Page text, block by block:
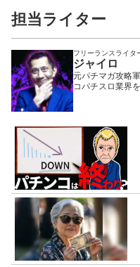
担当ライター
フリーランスライタ
ジャイロ
元パチマガ攻略
コパチスロ業界
ヤってる連中は